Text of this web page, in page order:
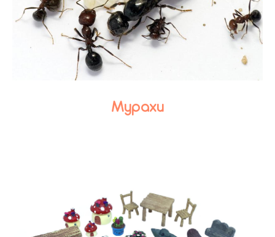
Мурахи